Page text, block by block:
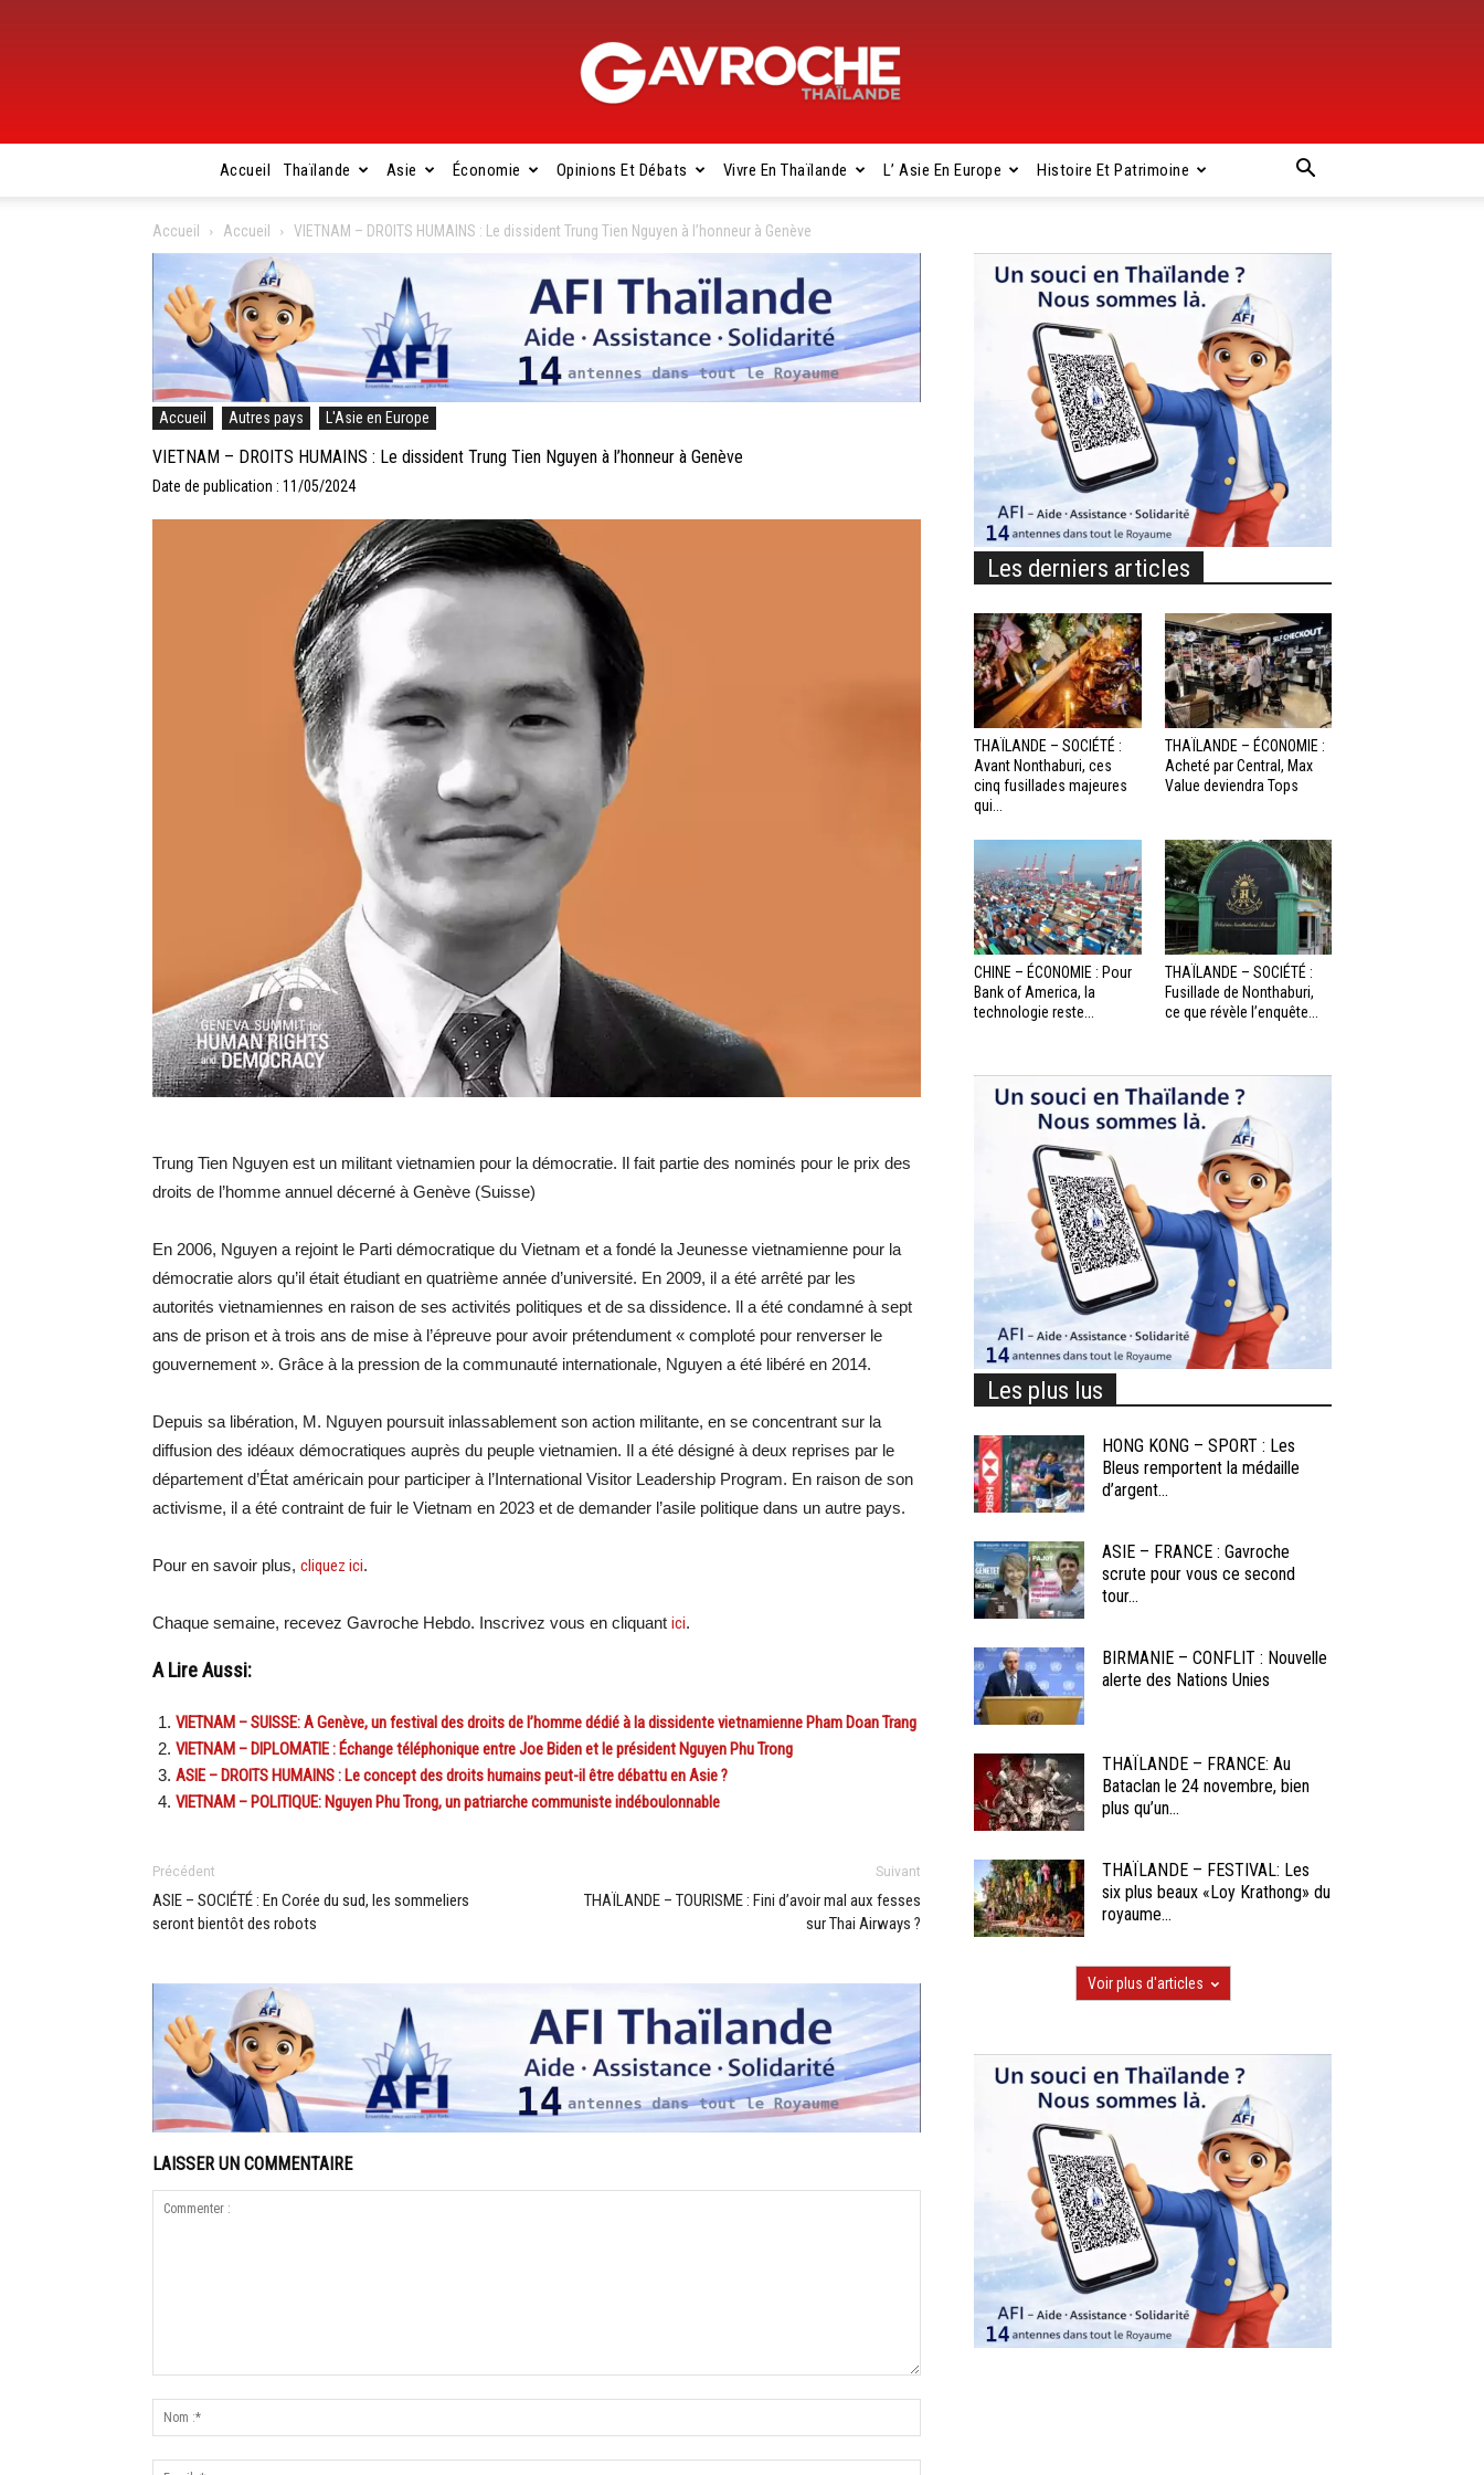
Gavroche
Thaïlande
Accueil Thaïlande Asie Économie Opinions Et Débats Vivre En Thaïlande L’ Asie En Europe Histoire Et Patrimoine
Accueil Accueil VIETNAM – DROITS HUMAINS : Le dissident Trung Tien Nguyen à l’honneur à Genève
Accueil Autres pays L'Asie en Europe
VIETNAM – DROITS HUMAINS : Le dissident Trung Tien Nguyen à l’honneur à Genève
Date de publication : 11/05/2024
Trung Tien Nguyen est un militant vietnamien pour la démocratie. Il fait partie des nominés pour le prix des
droits de l’homme annuel décerné à Genève (Suisse)
En 2006, Nguyen a rejoint le Parti démocratique du Vietnam et a fondé la Jeunesse vietnamienne pour la
démocratie alors qu’il était étudiant en quatrième année d’université. En 2009, il a été arrêté par les
autorités vietnamiennes en raison de ses activités politiques et de sa dissidence. Il a été condamné à sept
ans de prison et à trois ans de mise à l’épreuve pour avoir prétendument « comploté pour renverser le
gouvernement ». Grâce à la pression de la communauté internationale, Nguyen a été libéré en 2014.
Depuis sa libération, M. Nguyen poursuit inlassablement son action militante, en se concentrant sur la
diffusion des idéaux démocratiques auprès du peuple vietnamien. Il a été désigné à deux reprises par le
département d’État américain pour participer à l’International Visitor Leadership Program. En raison de son
activisme, il a été contraint de fuir le Vietnam en 2023 et de demander l’asile politique dans un autre pays.
Pour en savoir plus, cliquez ici.
Chaque semaine, recevez Gavroche Hebdo. Inscrivez vous en cliquant ici.
A Lire Aussi:
VIETNAM – SUISSE: A Genève, un festival des droits de l’homme dédié à la dissidente vietnamienne Pham Doan Trang
VIETNAM – DIPLOMATIE : Échange téléphonique entre Joe Biden et le président Nguyen Phu Trong
ASIE – DROITS HUMAINS : Le concept des droits humains peut-il être débattu en Asie ?
VIETNAM – POLITIQUE: Nguyen Phu Trong, un patriarche communiste indéboulonnable
Précédent
ASIE – SOCIÉTÉ : En Corée du sud, les sommeliers
seront bientôt des robots
Suivant
THAÏLANDE – TOURISME : Fini d’avoir mal aux fesses
sur Thai Airways ?
LAISSER UN COMMENTAIRE
Les derniers articles
THAÏLANDE – SOCIÉTÉ :
Avant Nonthaburi, ces
cinq fusillades majeures
qui...
THAÏLANDE – ÉCONOMIE :
Acheté par Central, Max
Value deviendra Tops
CHINE – ÉCONOMIE : Pour
Bank of America, la
technologie reste...
THAÏLANDE – SOCIÉTÉ :
Fusillade de Nonthaburi,
ce que révèle l’enquête...
Les plus lus
HONG KONG – SPORT : Les
Bleus remportent la médaille
d’argent...
ASIE – FRANCE : Gavroche
scrute pour vous ce second
tour...
BIRMANIE – CONFLIT : Nouvelle
alerte des Nations Unies
THAÏLANDE – FRANCE: Au
Bataclan le 24 novembre, bien
plus qu’un...
THAÏLANDE – FESTIVAL: Les
six plus beaux «Loy Krathong» du
royaume...
Voir plus d'articles